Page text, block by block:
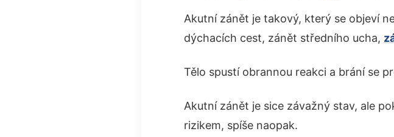
Akutní zánět je takový, který se objeví
dýchacích cest, zánět středního ucha,
Tělo spustí obrannou reakci a brání se
Akutní zánět je sice závažný stav, ale
rizikem, spíše naopak.